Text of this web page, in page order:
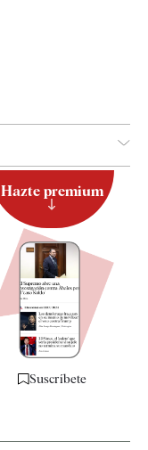
Hazte premium
Suscríbete